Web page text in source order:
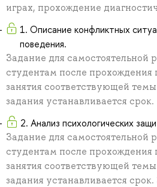
играх, прохождение
1. Описание конфликтных
поведения.
Задание для самостоятельной
студентам после прохождения
занятия соответствующей
задания устанавливается срок.
2. Анализ психологических
Задание для самостоятельной
студентам после прохождения
занятия соответствующей
задания устанавливается